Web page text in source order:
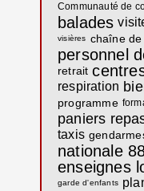
Communauté de
balades
visières chaîne
personnel
retrait
respiration
programme
paniers
taxis
nationale
enseignes
garde d'enfants